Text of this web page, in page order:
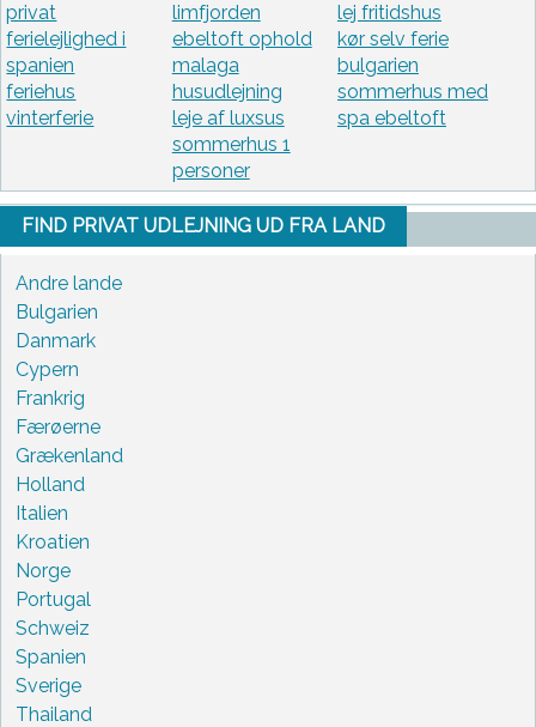
privat
ferielejlighed i
spanien
feriehus
vinterferie
limfjorden
ebeltoft ophold
malaga
husudlejning
leje af luxsus
sommerhus 1
personer
lej fritidshus
kør selv ferie
bulgarien
sommerhus med
spa ebeltoft
FIND PRIVAT UDLEJNING UD FRA LAND
Andre lande
Bulgarien
Danmark
Cypern
Frankrig
Færøerne
Grækenland
Holland
Italien
Kroatien
Norge
Portugal
Schweiz
Spanien
Sverige
Thailand